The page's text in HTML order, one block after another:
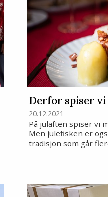
Derfor spiser
20.12.2021
På julaften spiser vi
Men julefisken er
tradisjon som går